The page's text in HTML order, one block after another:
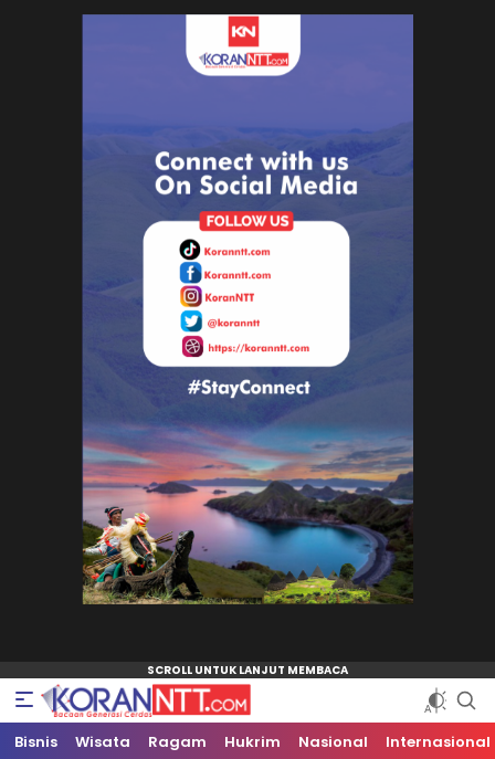
Koran NTT
Bacaan Generasi Cerdas
Bisnis Wisata Ragam Hukrim Nasional Internasional